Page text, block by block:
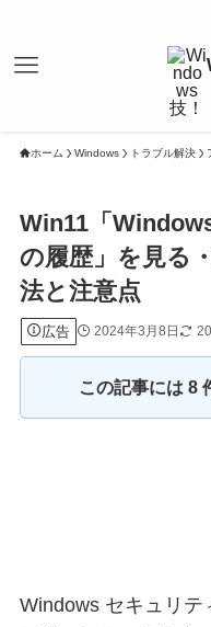
ホーム Windows トラブル解決
Win11「
の履歴」を見る
法と注意点
広告 2024年3月8日
この記事には 8
Windows セキュリ